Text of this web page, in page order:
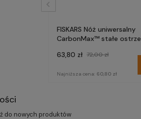
FISKARS Nóż uniwersalny
CarbonMax™ stałe ostrze
63,80 zł 72,00 zł
Najniższa cena: 60,80 zł
do nowych produktów